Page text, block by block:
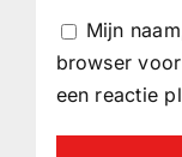
Mijn
browser
een reactie